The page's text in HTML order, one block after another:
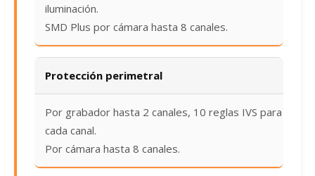
iluminación.
SMD Plus por cámara hasta 8 canales.
Protección perimetral
Por grabador hasta 2 canales, 10 reglas IVS para
cada canal.
Por cámara hasta 8 canales.